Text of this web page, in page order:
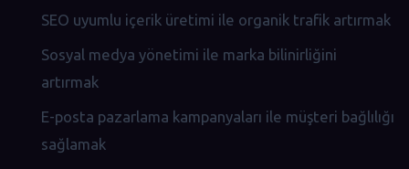
SEO uyumlu içerik üretimi ile organik trafik artırmak
Sosyal medya yönetimi ile marka bilinirliğini
artırmak
E-posta pazarlama kampanyaları ile müşteri bağlılığı
sağlamak